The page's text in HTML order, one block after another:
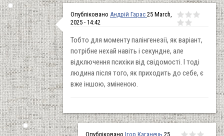
Опубліковано Андрій Гарас 25 March,
2025 - 14:42
Тобто для моменту палінгенезії, як варіант,
потрібне нехай навіть і секундне, але
відключення психіки від свідомості. І тоді
людина після того, як приходить до себе, є
вже іншою, зміненою.
Опубліковано Ігор Каганець 25